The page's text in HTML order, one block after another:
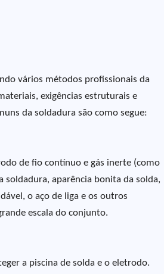
vários métodos profissionais da
exigências estruturais e
da soldadura são como segue:
de fio contínuo e gás inerte (como
soldadura, aparência bonita da solda,
o aço de liga e os outros
escala do conjunto.
a piscina de solda e o eletrodo.